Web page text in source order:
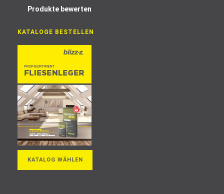
Produkte bewerten
KATALOGE BESTELLEN
KATALOG WÄHLEN